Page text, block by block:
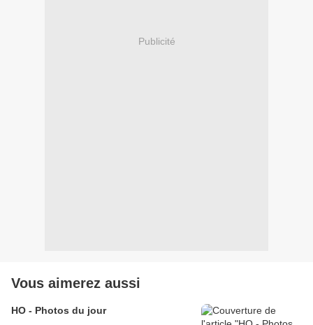
Publicité
Vous aimerez aussi
HO - Photos du jour